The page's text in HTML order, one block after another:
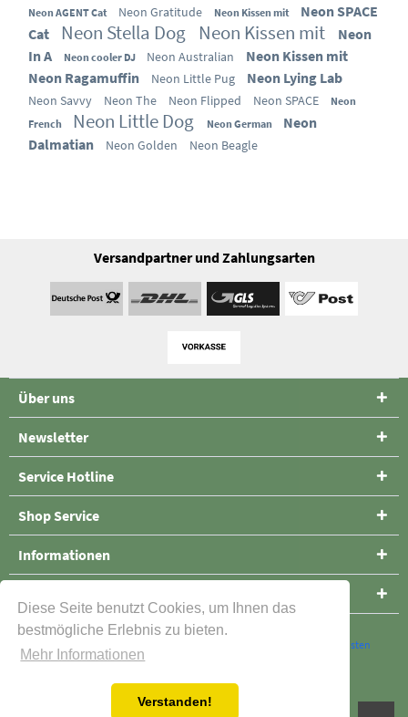
Diese Seite benutzt Cookies, um Ihnen das
bestmögliche Erlebnis zu bieten.
Mehr Informationen
Verstanden!
Neon AGENT Cat
Neon Gratitude Neon Kissen mit
Neon SPACE
Cat
Neon Stella Dog Neon Kissen mit
Neon
In A
Neon cooler DJ Neon Australian
Neon Kissen mit
Neon Ragamuffin
Neon Little Pug Neon Lying Lab
Neon Savvy Neon The Neon Flipped Neon SPACE
Neon
French
Neon Little Dog Neon German
Neon
Dalmatian
Neon Golden Neon Beagle
Versandpartner und Zahlungsarten
Über uns
Newsletter
Service Hotline
Shop Service
Informationen
Versandkosten
Widerrufsrecht Datenschutz